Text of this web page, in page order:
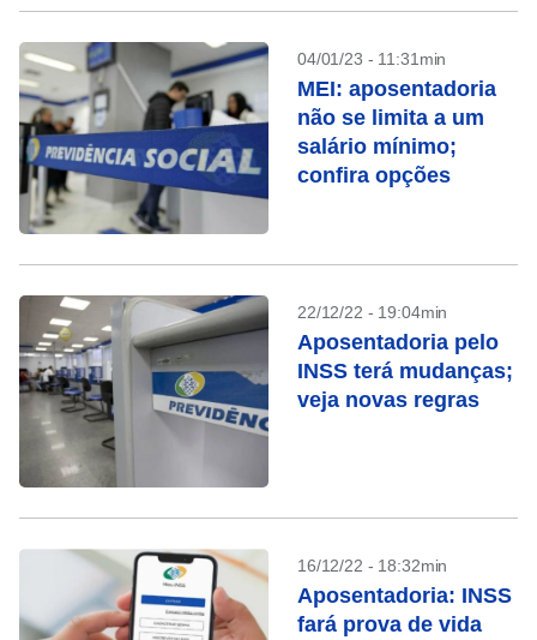
04/01/23 - 11:31min
MEI: aposentadoria
não se limita a um
salário mínimo;
confira opções
22/12/22 - 19:04min
Aposentadoria pelo
INSS terá mudanças;
veja novas regras
16/12/22 - 18:32min
Aposentadoria: INSS
fará prova de vida